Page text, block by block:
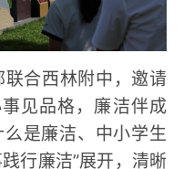
合西林附中，邀请
见品格，廉洁伴成
么是廉洁、中小学生
行廉洁”展开，清晰